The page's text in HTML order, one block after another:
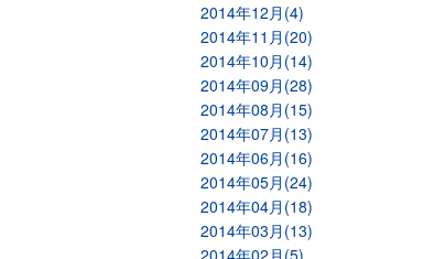
2014年12月(4)
2014年11月(20)
2014年10月(14)
2014年09月(28)
2014年08月(15)
2014年07月(13)
2014年06月(16)
2014年05月(24)
2014年04月(18)
2014年03月(13)
2014年02月(5)